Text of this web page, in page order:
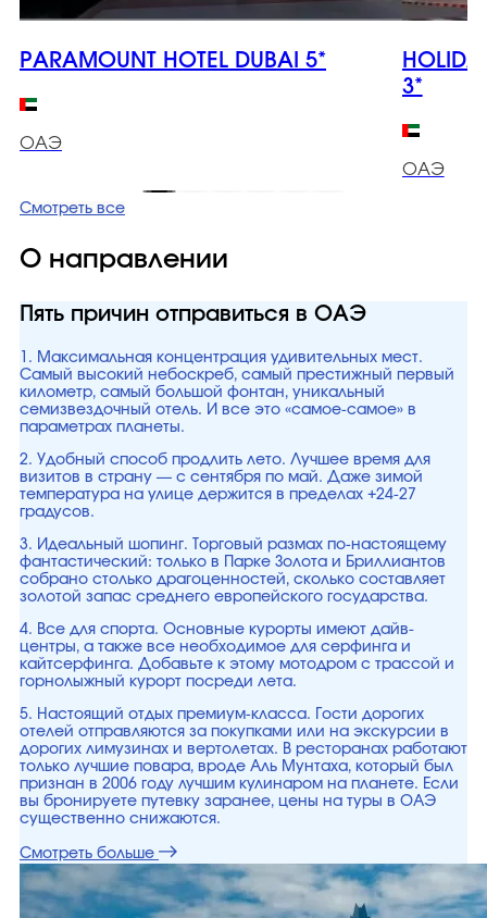
PARAMOUNT HOTEL DUBAI 5*
ОАЭ
3*
ОАЭ
Смотреть все
О направлении
Пять причин отправиться в ОАЭ
1. Максимальная концентрация удивительных мест.
Самый высокий небоскреб, самый престижный первый
километр, самый большой фонтан, уникальный
семизвездочный отель. И все это «самое-самое» в
параметрах планеты.
2. Удобный способ продлить лето. Лучшее время для
визитов в страну — с сентября по май. Даже зимой
температура на улице держится в пределах +24-27
градусов.
3. Идеальный шопинг. Торговый размах по-настоящему
фантастический: только в Парке Золота и Бриллиантов
собрано столько драгоценностей, сколько составляет
золотой запас среднего европейского государства.
4. Все для спорта. Основные курорты имеют дайв-
центры, а также все необходимое для серфинга и
кайтсерфинга. Добавьте к этому мотодром с трассой и
горнолыжный курорт посреди лета.
5. Настоящий отдых премиум-класса. Гости дорогих
отелей отправляются за покупками или на экскурсии в
дорогих лимузинах и вертолетах. В ресторанах работают
только лучшие повара, вроде Аль Мунтаха, который был
признан в 2006 году лучшим кулинаром на планете. Если
вы бронируете путевку заранее, цены на туры в ОАЭ
существенно снижаются.
Смотреть больше